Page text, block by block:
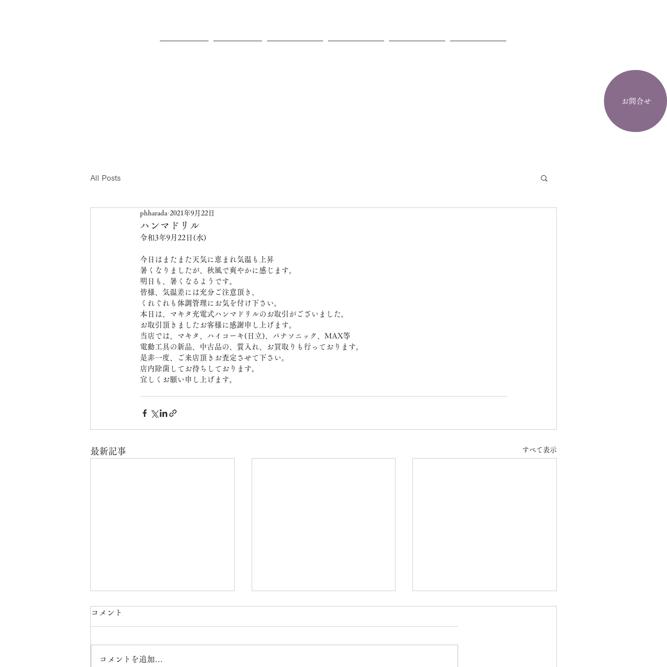
お問合せ
All Posts
ハンマドリル
phharada 2021年9月22日
令和3年9月22日(水)
今日はまたまた天気に恵まれ気温も上昇
暑くなりましたが、秋風で爽やかに感じます。
明日も、暑くなるようです。
皆様、気温差には充分ご注意頂き、
くれぐれも体調管理にお気を付け下さい。
本日は、マキタ充電式ハンマドリルのお取引がございました。
お取引頂きましたお客様に感謝申し上げます。
当店では、マキタ、ハイコーキ(日立)、パナソニック、MAX等
電動工具の新品、中古品の、質入れ、お買取りも行っております。
是非一度、ご来店頂きお査定させて下さい。
店内除菌してお待ちしております。
宜しくお願い申し上げます。
最新記事 すべて表示
コメント
コメントを追加…